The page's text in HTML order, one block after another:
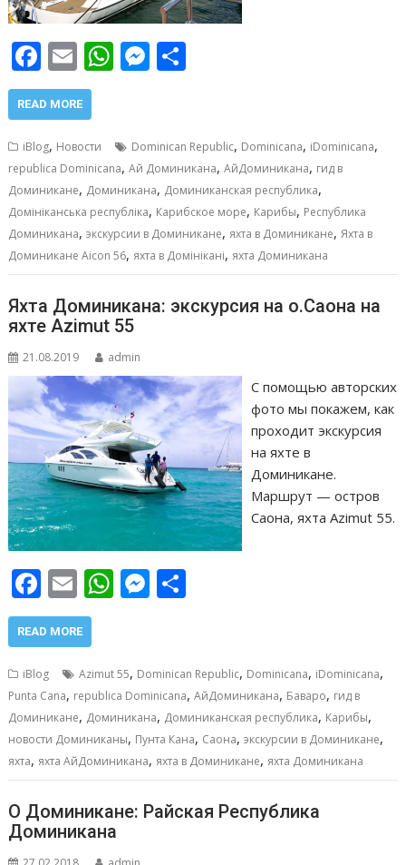
F
ac
e
b
o
o
k
E
m
ai
l
W
s
A
p
p
M
e
n
g
er
р
а
в
и
т
ь
READ MORE
iBlog, Новости Dominican Republic, Dominicana, iDominicana,
republica Dominicana,Ай Доминикана,АйДоминикана, гид в
Доминикане, Доминикана, Доминиканская республика,
Домініканська республіка, Карибское море, Карибы, Республика
Доминикана,экскурсии в Доминикане, яхта в Доминикане,Яхта в
Доминикане Aicon 56, яхта в Домінікані, яхта Доминикана
Яхта Доминикана: экскурсия на о.Саона на
яхте Azimut 55
21.08.2019 admin
С помощью авторских
фото мы покажем, как
проходит экскурсия
на яхте в
Доминикане.
Маршрут — остров
Саона, яхта Azimut 55.
F
ac
e
b
o
o
k
E
m
ai
l
W
s
A
p
p
M
e
n
g
er
р
а
в
и
т
ь
READ MORE
iBlog Azimut 55, Dominican Republic, Dominicana, iDominicana,
Punta Cana, republica Dominicana,АйДоминикана, Баваро, гид в
Доминикане, Доминикана, Доминиканская республика, Карибы,
новости Доминиканы, Пунта Кана, Саона,экскурсии в Доминикане,
яхта, яхта АйДоминикана, яхта в Доминикане, яхта Доминикана
О Доминикане: Райская Республика
Доминикана